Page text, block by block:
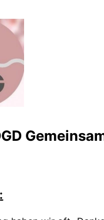
Bauer
Einfach leben!